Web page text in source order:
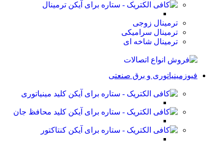
ترمینال
ترمینال زوجی
ترمینال سرامیکی
ترمینال شاخه ای
فیوزمینیاتوری و برق صنعتی
کلید مینیاتوری
کلید محافظ جان
کنتاکتور